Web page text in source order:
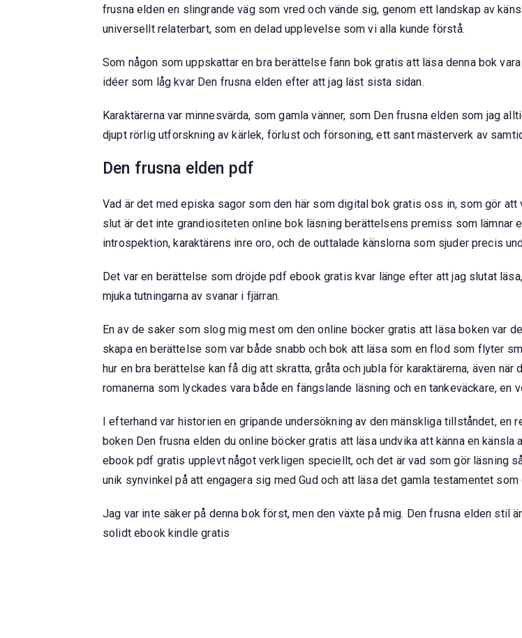
frusna elden en slingrande väg som vred och vände sig, genom ett landskap av
universellt relaterbart, som en delad upplevelse som vi alla kunde förstå.
Som någon som uppskattar en bra berättelse fann bok gratis att läsa denna bok
idéer som låg kvar Den frusna elden efter att jag läst sista sidan.
Karaktärerna var minnesvärda, som gamla vänner, som Den frusna elden som jag
djupt rörlig utforskning av kärlek, förlust och försoning, ett sant mästerverk av
Den frusna elden pdf
Vad är det med episka sagor som den här som digital bok gratis oss in, som gör
slut är det inte grandiositeten online bok läsning berättelsens premiss som lämnar
introspektion, karaktärens inre oro, och de outtalade känslorna som sjuder precis
Det var en berättelse som dröjde pdf ebook gratis kvar länge efter att jag slutat
mjuka tutningarna av svanar i fjärran.
En av de saker som slog mig mest om den online böcker gratis att läsa boken var
skapa en berättelse som var både snabb och bok att läsa som en flod som flyter
hur en bra berättelse kan få dig att skratta, gråta och jubla för karaktärerna, även
romanerna som lyckades vara både en fängslande läsning och en tankeväckare, en
I efterhand var historien en gripande undersökning av den mänskliga tillståndet, en
boken Den frusna elden du online böcker gratis att läsa undvika att känna en
ebook pdf gratis upplevt något verkligen speciellt, och det är vad som gör läsning
unik synvinkel på att engagera sig med Gud och att läsa det gamla testamentet
Jag var inte säker på denna bok först, men den växte på mig. Den frusna elden stil
solidt ebook kindle gratis